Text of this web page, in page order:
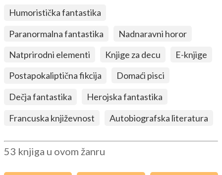
Humoristička fantastika
Paranormalna fantastika
Nadnaravni horor
Natprirodni elementi
Knjige za decu
E-knjige
Postapokaliptična fikcija
Domaći pisci
Dečja fantastika
Herojska fantastika
Francuska književnost
Autobiografska literatura
53 knjiga u ovom žanru